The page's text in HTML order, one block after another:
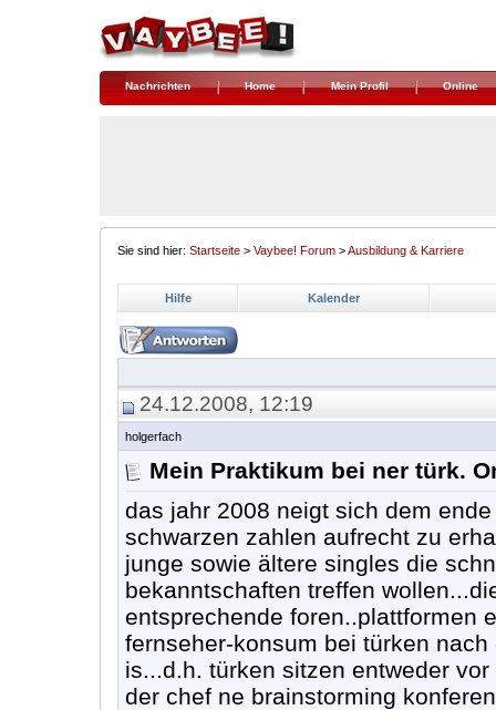
Nachrichten Home Mein Profil Online
Sie sind hier: Startseite > Vaybee! Forum >Ausbildung & Karriere
Hilfe Kalender
24.12.2008, 12:19
holgerfach
Mein Praktikum bei ner türk.
das jahr 2008 neigt sich dem
schwarzen zahlen aufrecht zu
junge sowie ältere singles die
bekanntschaften treffen
entsprechende foren..plattformen
fernseher-konsum bei türken
is...d.h. türken sitzen entweder
der chef ne brainstorming